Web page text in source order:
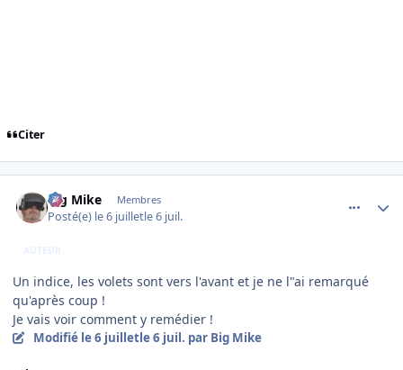
Citer
Big Mike Membres
Posté(e) le 6 juilletle 6 juil.
AUTEUR
Un indice, les volets sont vers l'avant et je ne l"ai remarqué
qu'après coup !
Je vais voir comment y remédier !
Modifié le 6 juilletle 6 juil. par Big Mike